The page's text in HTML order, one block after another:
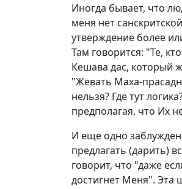
Иногда бывает, что
меня нет
утверждение более
Там говорится: "Те,
Кешава дас, который
"Жевать Маха-
нельзя? Где тут
предполагая, что Их
И еще одно
предлагать (дарить)
говорит, что "даже
достигнет Меня". Эта